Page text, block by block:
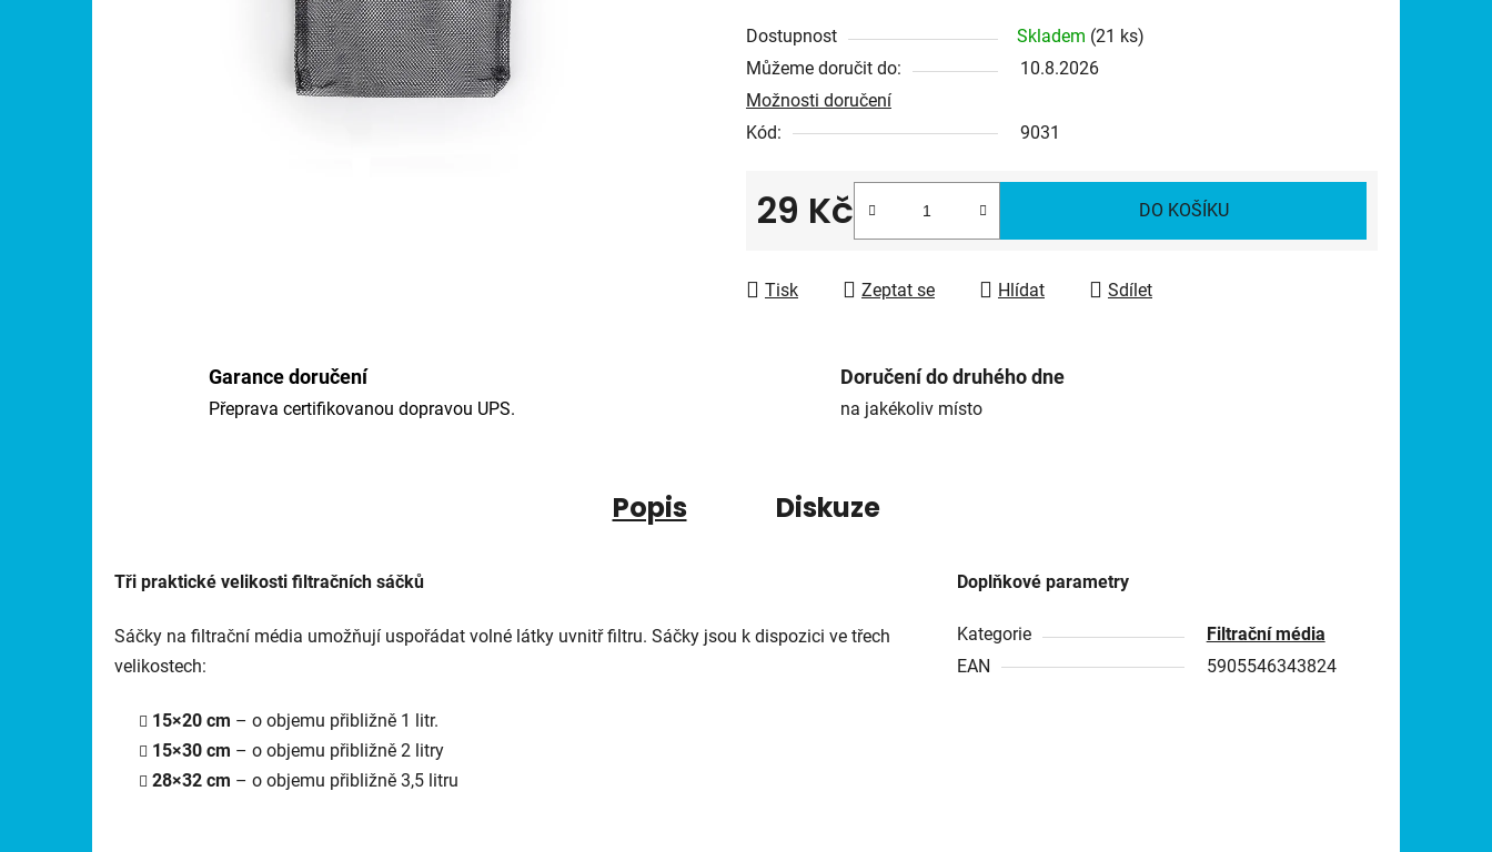
hvězdiček.
Dostupnost Skladem (21 ks)
Můžeme doručit do:
10.8.2026
Možnosti doručení
Kód:
9031
29 Kč DO KOŠÍKU
Tisk Zeptat se Hlídat Sdílet
Garance doručení
Přeprava certifikovanou dopravou UPS.
Doručení do druhého dne
na jakékoliv místo
Popis Diskuze
Tři praktické velikosti filtračních sáčků
Sáčky na filtrační média umožňují uspořádat volné látky uvnitř filtru. Sáčky jsou k dispozici ve třech
velikostech:
15×20 cm – o objemu přibližně 1 litr.
15×30 cm – o objemu přibližně 2 litry
28×32 cm – o objemu přibližně 3,5 litru
Doplňkové parametry
Kategorie
Filtrační média
EAN
5905546343824